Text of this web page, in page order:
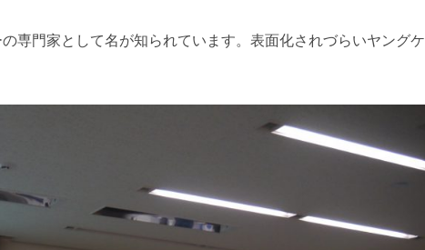
専門家として名が知られています。表面化されづらいヤングケ